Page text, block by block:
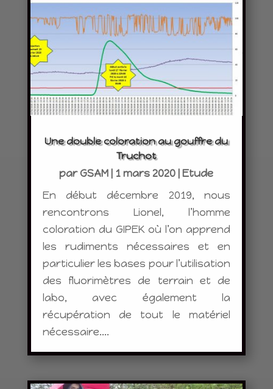
Une double coloration au gouffre du
Truchot
parGSAM | 1 mars 2020 |Etude
En début décembre 2019, nous
rencontrons Lionel, l’homme
coloration du GIPEK où l’on apprend
les rudiments nécessaires et en
particulier les bases pour l’utilisation
des fluorimètres de terrain et de
labo, avec également la
récupération de tout le matériel
nécessaire....